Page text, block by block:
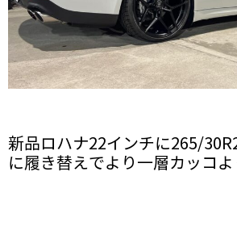
新品ロハナ22インチに265/
に履き替えでより一層カッコ